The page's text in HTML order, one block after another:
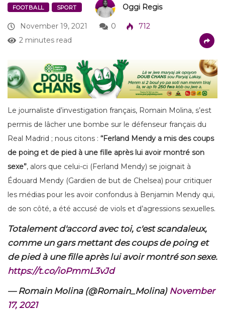
FOOTBALL SPORT Oggi Regis
November 19, 2021 0
712
2 minutes read
Le journaliste d’investigation français, Romain Molina, s’est
permis de lâcher une bombe sur le défenseur français du
Real Madrid ; nous citons : “Ferland Mendy a mis des coups
de poing et de pied à une fille après lui avoir montré son
sexe”, alors que celui-ci (Ferland Mendy) se joignait à
Édouard Mendy (Gardien de but de Chelsea) pour critiquer
les médias pour les avoir confondus à Benjamin Mendy qui,
de son côté, a été accusé de viols et d’agressions sexuelles.
Totalement d'accord avec toi, c'est scandaleux,
comme un gars mettant des coups de poing et
de pied à une fille après lui avoir montré son sexe.
https://t.co/ioPmmL3vJd
— Romain Molina (@Romain_Molina) November
17, 2021